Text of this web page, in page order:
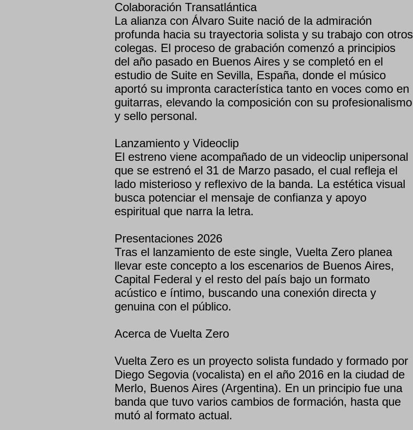
Colaboración Transatlántica
La alianza con Álvaro Suite nació de la admiración
profunda hacia su trayectoria solista y su trabajo con otros
colegas. El proceso de grabación comenzó a principios
del año pasado en Buenos Aires y se completó en el
estudio de Suite en Sevilla, España, donde el músico
aportó su impronta característica tanto en voces como en
guitarras, elevando la composición con su profesionalismo
y sello personal.
Lanzamiento y Videoclip
El estreno viene acompañado de un videoclip unipersonal
que se estrenó el 31 de Marzo pasado, el cual refleja el
lado misterioso y reflexivo de la banda. La estética visual
busca potenciar el mensaje de confianza y apoyo
espiritual que narra la letra.
Presentaciones 2026
Tras el lanzamiento de este single, Vuelta Zero planea
llevar este concepto a los escenarios de Buenos Aires,
Capital Federal y el resto del país bajo un formato
acústico e íntimo, buscando una conexión directa y
genuina con el público.
Acerca de Vuelta Zero
Vuelta Zero es un proyecto solista fundado y formado por
Diego Segovia (vocalista) en el año 2016 en la ciudad de
Merlo, Buenos Aires (Argentina). En un principio fue una
banda que tuvo varios cambios de formación, hasta que
mutó al formato actual.